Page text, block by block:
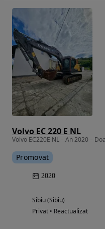
Volvo EC 220 E NL
Promovat
2020
Sibiu (Sibiu)
Privat • Reactualizat